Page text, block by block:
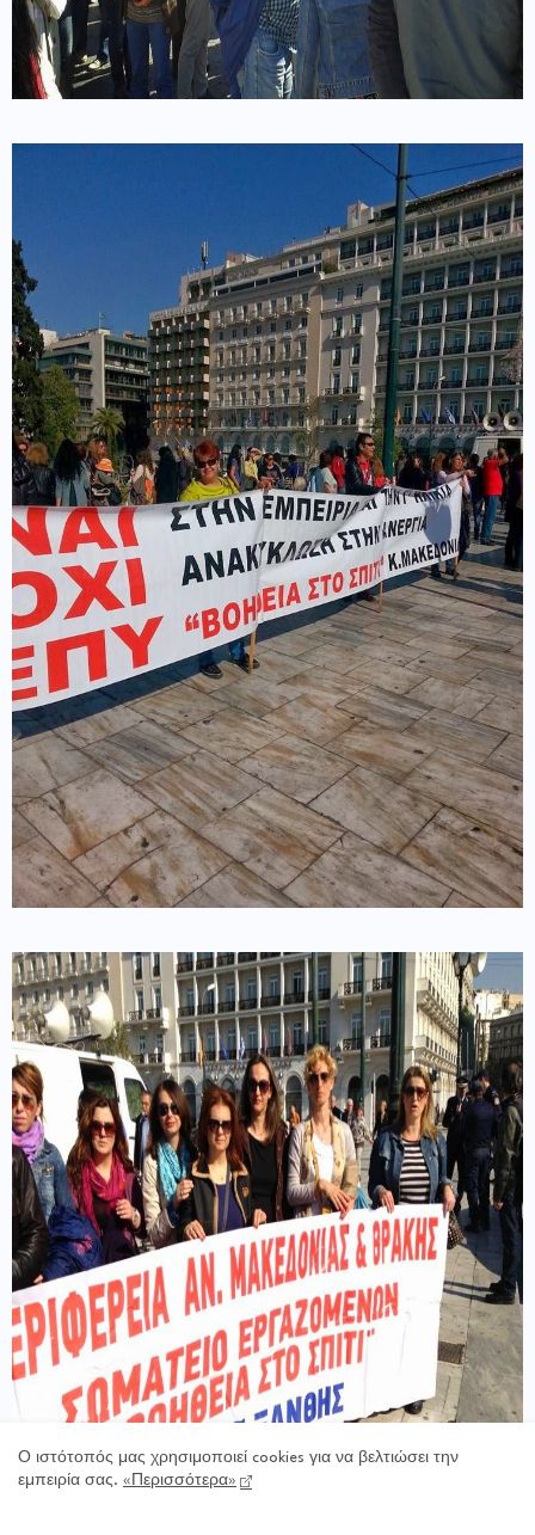
Ο ιστότοπός μας χρησιμοποιεί cookies για να βελτιώσει την
εμπειρία σας. «Περισσότερα»